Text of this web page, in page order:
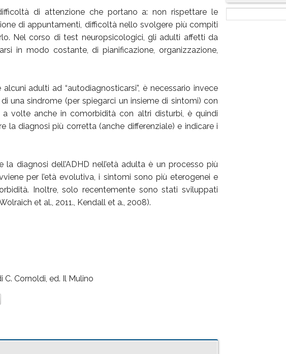
di attenzione che portano a: non rispettare le
di appuntamenti, difficoltà nello svolgere più compiti
Nel corso di test neuropsicologici, gli adulti affetti da
in modo costante, di pianificazione, organizzazione,
adulti ad “autodiagnosticarsi”, è necessario invece
una sindrome (per spiegarci un insieme di sintomi) con
volte anche in comorbidità con altri disturbi, è quindi
la diagnosi più corretta (anche differenziale) e indicare i
diagnosi dell’ADHD nell’età adulta è un processo più
per l’età evolutiva, i sintomi sono più eterogenei e
Inoltre, solo recentemente sono stati sviluppati
et al., 2011., Kendall et a., 2008).
C. Cornoldi, ed. Il Mulino